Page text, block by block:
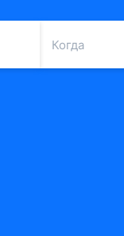
Когда